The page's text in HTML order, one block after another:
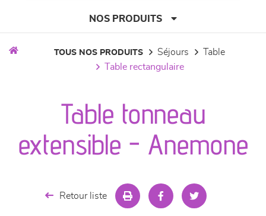
NOS PRODUITS
meubles de complément
TOUS NOS PRODUITS séjours
table
table rectangulaire
Table tonneau
extensible - Anemone
Retour liste